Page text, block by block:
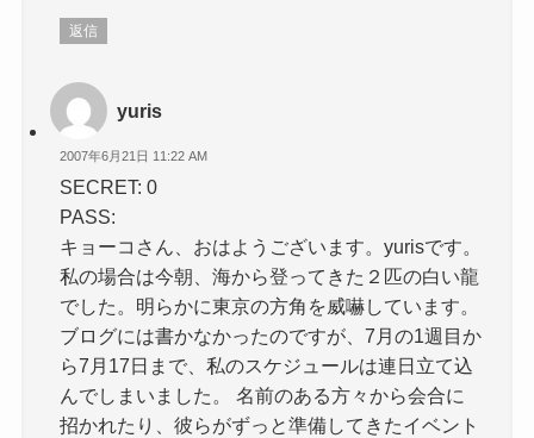
返信
yuris
2007年6月21日 11:22 AM
SECRET: 0
PASS:
キョーコさん、おはようございます。yurisです。
私の場合は今朝、海から登ってきた２匹の白い龍
でした。明らかに東京の方角を威嚇しています。
ブログには書かなかったのですが、7月の1週目か
ら7月17日まで、私のスケジュールは連日立て込
んでしまいました。 名前のある方々から会合に
招かれたり、彼らがずっと準備してきたイベント